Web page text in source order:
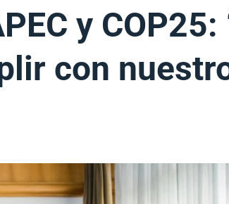
y COP25:
con